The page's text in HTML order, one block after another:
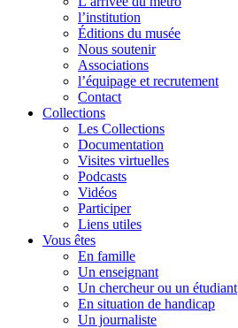
l’institution
Éditions du musée
Nous soutenir
Associations
l’équipage et recrutement
Contact
Collections
Les Collections
Documentation
Visites virtuelles
Podcasts
Vidéos
Participer
Liens utiles
Vous êtes
En famille
Un enseignant
Un chercheur ou un étudiant
En situation de handicap
Un journaliste